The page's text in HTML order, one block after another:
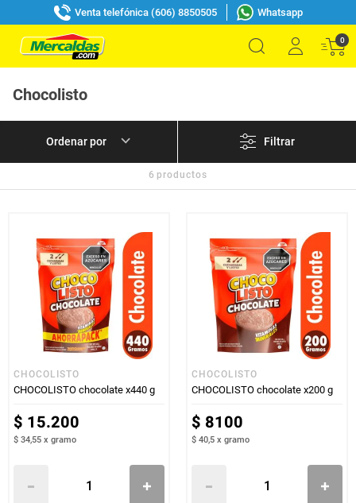
Venta telefónica (606) 8850505 Whatsapp
0
Chocolisto
Filtrar
6 productos
CHOCOLISTO
CHOCOLISTO chocolate x440 g
$ 15.200
$ 34,55 x gramo
CHOCOLISTO
CHOCOLISTO chocolate x200 g
$ 8100
$ 40,5 x gramo